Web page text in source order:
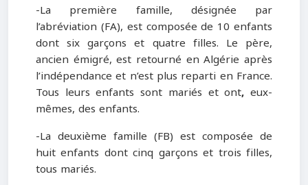
-La première famille, désignée par
l’abréviation (FA), est composée de 10 enfants
dont six garçons et quatre filles. Le père,
ancien émigré, est retourné en Algérie après
l’indépendance et n’est plus reparti en France.
Tous leurs enfants sont mariés et ont,eux-
mêmes, des enfants.
-La deuxième famille (FB) est composée de
huit enfants dont cinq garçons et trois filles,
tous mariés.